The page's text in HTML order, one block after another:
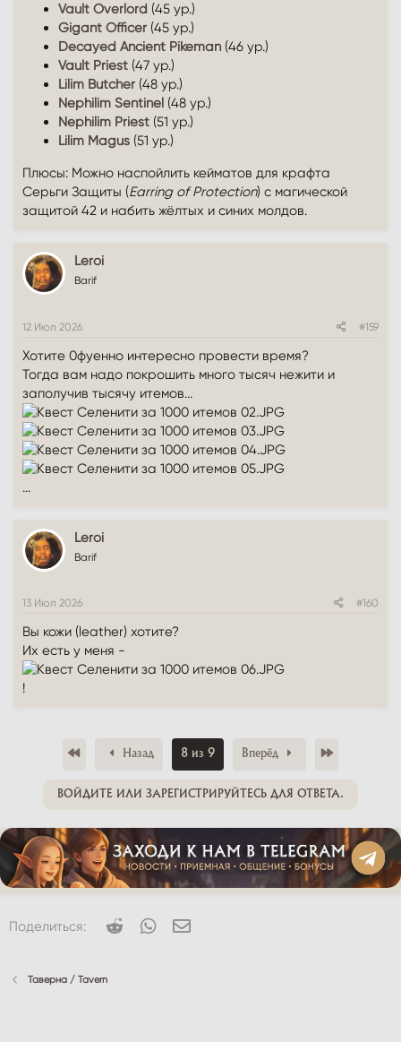
Vault Overlord (45 ур.)
Gigant Officer (45 ур.)
Decayed Ancient Pikeman (46 ур.)
Vault Priest (47 ур.)
Lilim Butcher (48 ур.)
Nephilim Sentinel (48 ур.)
Nephilim Priest (51 ур.)
Lilim Magus (51 ур.)
Плюсы: Можно наспойлить кейматов для крафта
Серьги Защиты (Earring of Protection) с магической
защитой 42 и набить жёлтых и синих молдов.
Leroi
Barif
12 Июл 2026 #159
Хотите 0фуенно интересно провести время?
Тогда вам надо покрошить много тысяч нежити и
заполучив тысячу итемов...
...
Leroi
Barif
13 Июл 2026 #160
Вы кожи (leather) хотите?
Их есть у меня -
!
Первый Назад 8 из 9 Вперёд
ВОЙДИТЕ ИЛИ ЗАРЕГИСТРИРУЙТЕСЬ ДЛЯ ОТВЕТА.
Поделиться: Reddit WhatsApp
Таверна / Tavern